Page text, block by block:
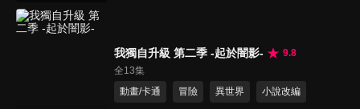
我獨自升級 第二季 -起於闇影-
9.8
全13集
動畫/卡通
冒險 異世界 小說改編